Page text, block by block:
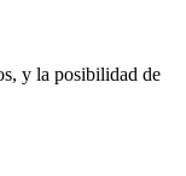
y la posibilidad de